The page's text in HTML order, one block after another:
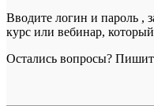
Вводите логин и пароль ,
курс или вебинар,
Остались вопросы?